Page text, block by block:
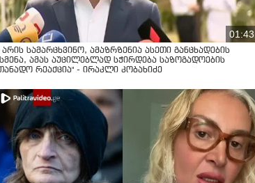
01:43
არის სამარცხვინო, ამაზრზენია ასეთი განცხადების
ამას აუცილებლად სჭირდება საზოგადოების
რეაქცია" - ირაკლი კობახიძე